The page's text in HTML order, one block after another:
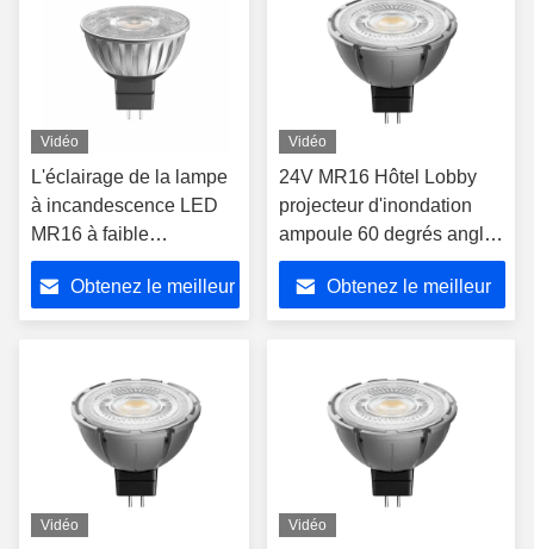
Vidéo
L'éclairage de la lampe
à incandescence LED
MR16 à faible
luminosité, certifié CE
Obtenez le meilleur
Vidéo
24V MR16 Hôtel Lobby
projecteur d'inondation
ampoule 60 degrés angle
de faisceau 2700K lumière
chaudeObtenez le meilleur
Vidéo Vidéo